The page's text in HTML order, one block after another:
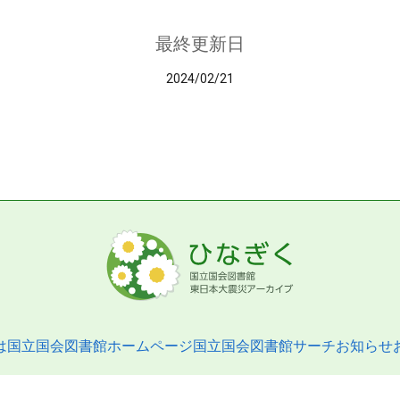
最終更新日
2024/02/21
国立国会図書館ホームページ国立国会図書館サーチお知らせ